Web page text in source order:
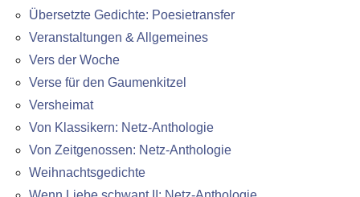
Übersetzte Gedichte: Poesietransfer
Veranstaltungen & Allgemeines
Vers der Woche
Verse für den Gaumenkitzel
Versheimat
Von Klassikern: Netz-Anthologie
Von Zeitgenossen: Netz-Anthologie
Weihnachtsgedichte